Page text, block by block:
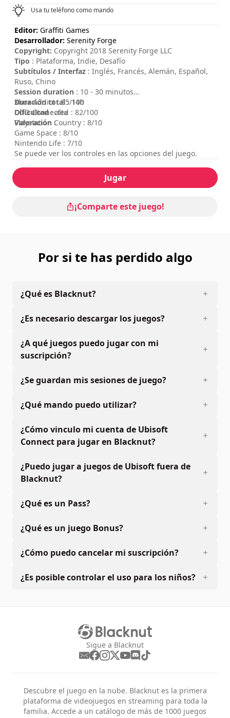
Usa tu teléfono como mando
Editor: Graffiti Games
Desarrollador: Serenity Forge
Copyright: Copyright 2018 Serenity Forge LLC
Tipo : Plataforma, Indie, Desafío
Subtítulos / Interfaz : Inglés, Francés, Alemán, Español,
Ruso, Chino
Session duration : 10 - 30 minutos
Duración total: 14h
Dificultad: alta
Valoración :
Xbox Addict : 85/100
COG Connected : 82/100
Playstation Country : 8/10
Game Space : 8/10
Nintendo Life : 7/10
Se puede ver los controles en las opciones del juego.
Jugar
¡Comparte este juego!
Por si te has perdido algo
¿Qué es Blacknut?
¿Es necesario descargar los juegos?
¿A qué juegos puedo jugar con mi
suscripción?
¿Se guardan mis sesiones de juego?
¿Qué mando puedo utilizar?
¿Cómo vinculo mi cuenta de Ubisoft
Connect para jugar en Blacknut?
¿Puedo jugar a juegos de Ubisoft fuera de
Blacknut?
¿Qué es un Pass?
¿Qué es un juego Bonus?
¿Cómo puedo cancelar mi suscripción?
¿Es posible controlar el uso para los niños?
Sigue a Blacknut
Descubre el juego en la nube. Blacknut es la primera
plataforma de videojuegos en streaming para toda la
familia. Accede a un catálogo de más de 1000 juegos